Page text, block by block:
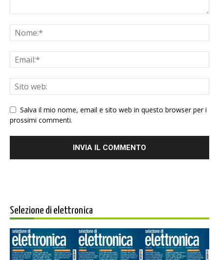
Salva il mio nome, email e sito web in questo browser per i
prossimi commenti.
Selezione di elettronica